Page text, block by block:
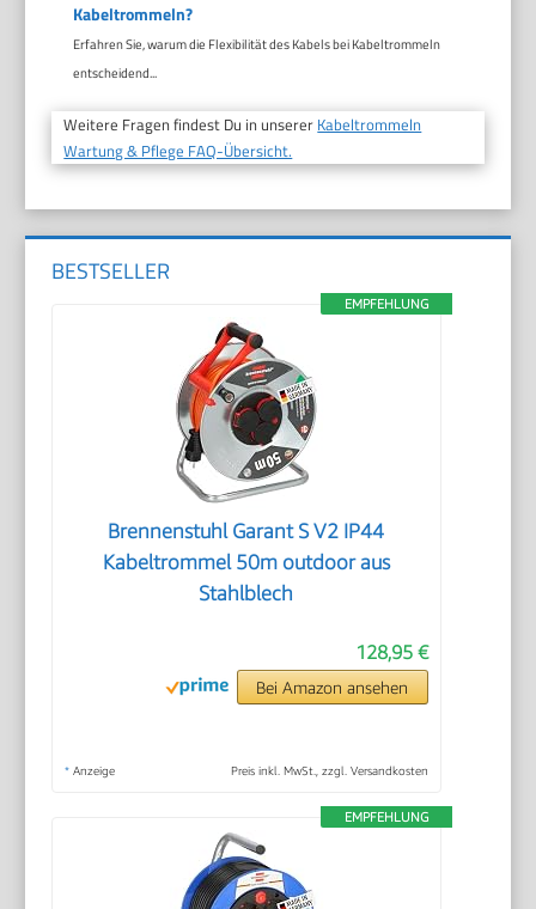
Kabeltrommeln?
Erfahren Sie, warum die Flexibilität des Kabels bei Kabeltrommeln
entscheidend...
Weitere Fragen findest Du in unserer Kabeltrommeln
Wartung & Pflege FAQ-Übersicht.
BESTSELLER
EMPFEHLUNG
Brennenstuhl Garant S V2 IP44
Kabeltrommel 50m outdoor aus
Stahlblech
128,95 €
Bei Amazon ansehen
* Anzeige Preis inkl. MwSt., zzgl. Versandkosten
EMPFEHLUNG